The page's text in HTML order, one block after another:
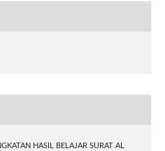
HASIL BELAJAR SURAT AL